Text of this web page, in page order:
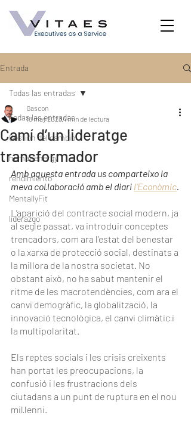
Entrada
Todas las entradas
Gestión del cambio
humanenergy
rendimiento
MentallyFit
liderazgo
Todas las entradas
Camí d’un lideratge
transformador
Gascon
18 may 20234 min de lectura
Amb aquesta entrada us comparteixo la
meva col·laboració amb el diari l'Econòmic.
L’aparició del contracte social modern, ja
al segle passat, va introduir conceptes
trencadors, com ara l’estat del benestar
o la xarxa de protecció social, destinats a
la millora de la nostra societat. No
obstant això, no ha sabut mantenir el
ritme de les macrotendències, com ara el
canvi demogràfic, la globalització, la
innovació tecnològica, el canvi climàtic i
la multipolaritat.
Els reptes socials i les crisis creixents
han portat les preocupacions, la
confusió i les frustracions dels
ciutadans a un punt de ruptura en el nou
mil·lenni.